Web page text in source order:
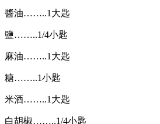
醬油……..1大匙
鹽……..1/4小匙
麻油……..1大匙
糖……..1小匙
米酒……..1大匙
白胡椒……..1/4小匙